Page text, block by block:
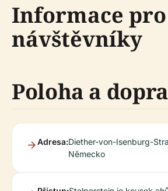
Informace pro
návštěvníky
Poloha a
Adresa:Diether-von-Isenburg-
Německo